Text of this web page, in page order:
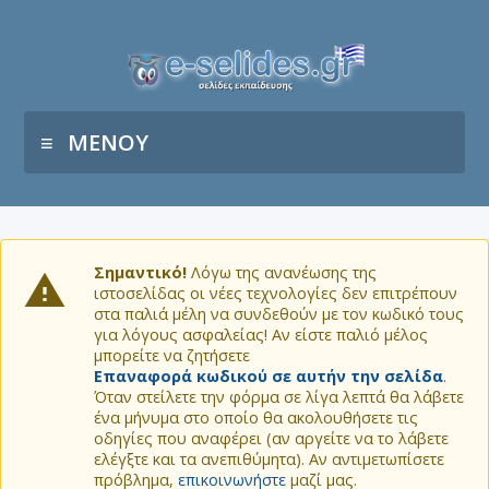
ΜΕΝΟΥ
Σημαντικό! Λόγω της ανανέωσης της
ιστοσελίδας οι νέες τεχνολογίες δεν επιτρέπουν
στα παλιά μέλη να συνδεθούν με τον κωδικό τους
για λόγους ασφαλείας! Αν είστε παλιό μέλος
μπορείτε να ζητήσετε
Επαναφορά κωδικού σε αυτήν την σελίδα.
Όταν στείλετε την φόρμα σε λίγα λεπτά θα λάβετε
ένα μήνυμα στο οποίο θα ακολουθήσετε τις
οδηγίες που αναφέρει (αν αργείτε να το λάβετε
ελέγξτε και τα ανεπιθύμητα). Αν αντιμετωπίσετε
πρόβλημα, επικοινωνήστε μαζί μας.